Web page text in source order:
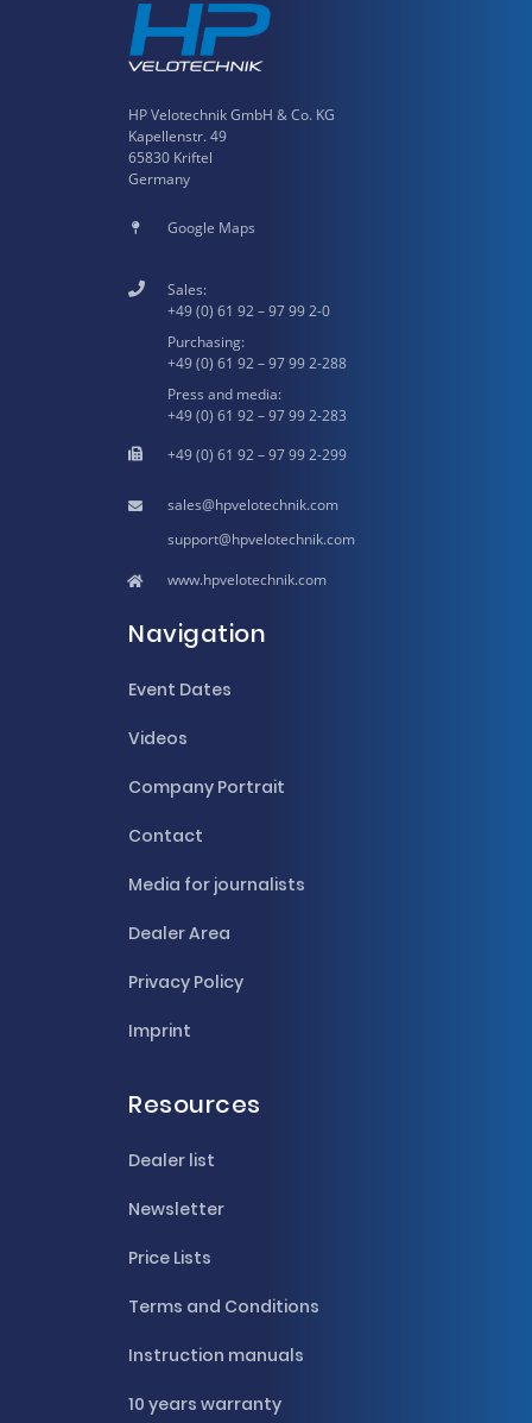
HP Velotechnik GmbH & Co. KG
Kapellenstr. 49
65830 Kriftel
Germany
Google Maps
Sales:
+49 (0) 61 92 – 97 99 2-0
Purchasing:
+49 (0) 61 92 – 97 99 2-288
Press and media:
+49 (0) 61 92 – 97 99 2-283
+49 (0) 61 92 – 97 99 2-299
hpvelotechnik.com
hpvelotechnik.com
www.hpvelotechnik.com
Navigation
Event Dates
Videos
Company Portrait
Contact
Media for journalists
Dealer Area
Privacy Policy
Imprint
Resources
Dealer list
Newsletter
Price Lists
Terms and Conditions
Instruction manuals
10 years warranty